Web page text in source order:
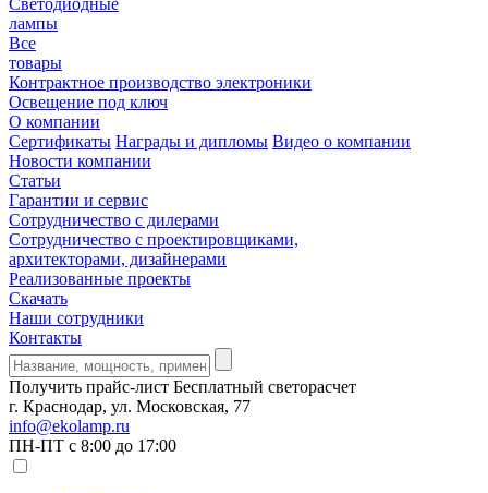
лампы
Все
товары
Контрактное производство электроники
Освещение под ключ
О компании
Сертификаты Награды и дипломы Видео о компании
Новости компании
Статьи
Гарантии и сервис
Сотрудничество с дилерами
Сотрудничество с проектировщиками,
архитекторами, дизайнерами
Реализованные проекты
Скачать
Наши сотрудники
Контакты
Получить прайс-лист Бесплатный светорасчет
г. Краснодар, ул. Московская, 77
info@ekolamp.ru
ПН-ПТ с 8:00 до 17:00